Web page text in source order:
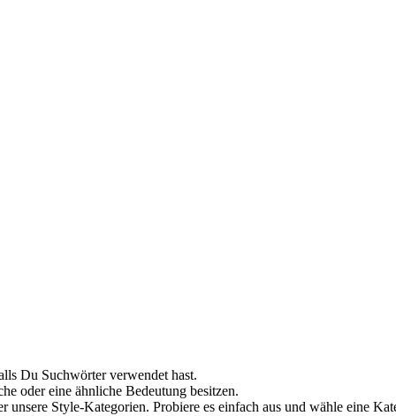
Du Suchwörter verwendet hast.
oder eine ähnliche Bedeutung besitzen.
Style-Kategorien. Probiere es einfach aus und wähle eine